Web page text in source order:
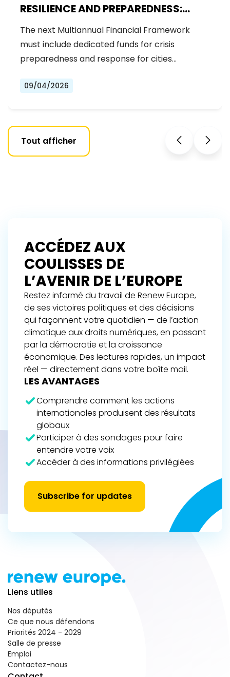
RESILIENCE AND PREPAREDNESS:
RENEW EUROPE CALLS FOR
DEDICATED FUNDS IN THE NEXT MFF
The next Multiannual Financial Framework
must include dedicated funds for crisis
preparedness and response for cities…
09/04/2026
Tout afficher
ACCÉDEZ AUX
COULISSES DE
L’AVENIR DE L’EUROPE
Restez informé du travail de Renew Europe,
de ses victoires politiques et des décisions
qui façonnent votre quotidien — de l’action
climatique aux droits numériques, en passant
par la démocratie et la croissance
économique. Des lectures rapides, un impact
réel — directement dans votre boîte mail.
LES AVANTAGES
Comprendre comment les actions
internationales produisent des résultats
globaux
Participer à des sondages pour faire
entendre votre voix
Accéder à des informations privilégiées
Subscribe for updates
Liens utiles
Nos députés
Ce que nous défendons
Priorités 2024 - 2029
Salle de presse
Emploi
Contactez-nous